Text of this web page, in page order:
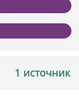
1 источник